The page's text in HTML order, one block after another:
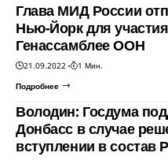
Глава МИД России
Нью-Йорк для
Генассамблее ООН
21.09.2022
1 Мин.
Подробнее
Володин: Госдума
Донбасс в случае
вступлении в состав